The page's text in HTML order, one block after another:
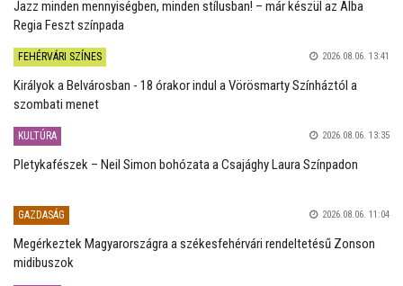
Jazz minden mennyiségben, minden stílusban! – már készül az Alba
Regia Feszt színpada
FEHÉRVÁRI SZÍNES 2026.08.06. 13:41
Királyok a Belvárosban - 18 órakor indul a Vörösmarty Színháztól a
szombati menet
KULTÚRA 2026.08.06. 13:35
Pletykafészek – Neil Simon bohózata a Csajághy Laura Színpadon
GAZDASÁG 2026.08.06. 11:04
Megérkeztek Magyarországra a székesfehérvári rendeltetésű Zonson
midibuszok